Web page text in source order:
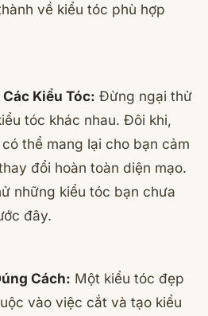
về kiểu tóc phù hợp
Kiểu Tóc: Đừng ngại thử
tóc khác nhau. Đôi khi,
thể mang lại cho bạn cảm
đổi hoàn toàn diện mạo.
những kiểu tóc bạn chưa
đây.
Cách: Một kiểu tóc đẹp
vào việc cắt và tạo kiểu